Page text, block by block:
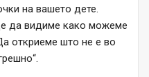
на вашето дете.
да видиме како можеме
откриеме што не е во